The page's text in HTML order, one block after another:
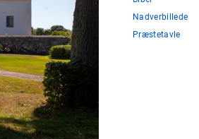
Nadverbillede
Præstetavle